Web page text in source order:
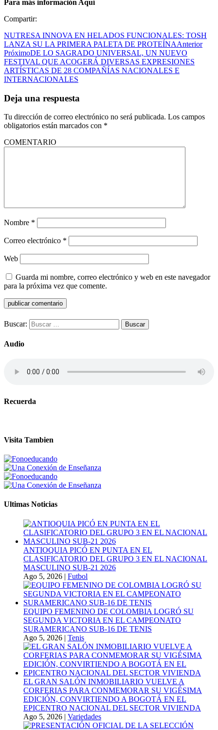
Para más información Aquí
Compartir:
NUTRESA INNOVA EN HELADOS FUNCIONALES: TOSH
LANZA SU LA PRIMERA PALETA DE PROTEÍNAAnterior
PróximoDE LO SAGRADO UNIVERSAL, UN NUEVO
FESTIVAL QUE ACOGERÁ DIVERSAS EXPRESIONES
ARTÍSTICAS DE 28 COMPAÑÍAS NACIONALES E
INTERNACIONALES
Deja una respuesta
Tu dirección de correo electrónico no será publicada. Los campos
obligatorios están marcados con *
COMENTARIO
Nombre *
Correo electrónico *
Web
Guarda mi nombre, correo electrónico y web en este navegador
para la próxima vez que comente.
Buscar:
Audio
Recuerda
Visita Tambien
Ultimas Noticias
ANTIOQUIA PICÓ EN PUNTA EN EL
CLASIFICATORIO DEL GRUPO 3 EN EL NACIONAL
MASCULINO SUB-21 2026
Ago 5, 2026 | Futbol
EQUIPO FEMENINO DE COLOMBIA LOGRÓ SU
SEGUNDA VICTORIA EN EL CAMPEONATO
SURAMERICANO SUB-16 DE TENIS
Ago 5, 2026 | Tenis
EL GRAN SALÓN INMOBILIARIO VUELVE A
CORFERIAS PARA CONMEMORAR SU VIGÉSIMA
EDICIÓN, CONVIRTIENDO A BOGOTÁ EN EL
EPICENTRO NACIONAL DEL SECTOR VIVIENDA
Ago 5, 2026 | Variedades